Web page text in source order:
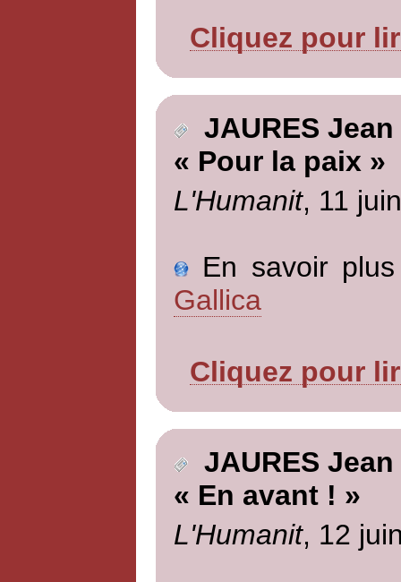
Cliquez pour
JAURES Jean
« Pour la paix »
L'Humanit, 11
En savoir
Gallica
Cliquez pour
JAURES Jean
« En avant ! »
L'Humanit, 12